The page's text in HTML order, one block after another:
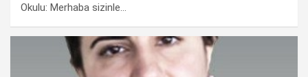
Okulu: Merhaba sizinle…